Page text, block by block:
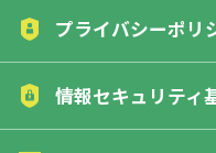
領収書ダウンロード
FAX注文について
北海道
本州・四国・九州
沖縄県、離島
下記の場合は、商品到
い。返品・交換させてい
■初期不良または不良品
プライバシーポリ
情報セキュリティ